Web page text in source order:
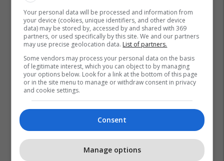
Your personal data will be processed and information from
your device (cookies, unique identifiers, and other device
data) may be stored by, accessed by and shared with 369
partners, or used specifically by this site. We and our partners
may use precise geolocation data. List of partners.
Some vendors may process your personal data on the basis
of legitimate interest, which you can object to by managing
your options below. Look for a link at the bottom of this page
or in the site menu to manage or withdraw consent in privacy
and cookie settings.
Consent
Manage options